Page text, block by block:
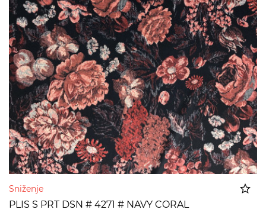
Sniženje
PLIS S PRT DSN # 4271 # NAVY CORAL